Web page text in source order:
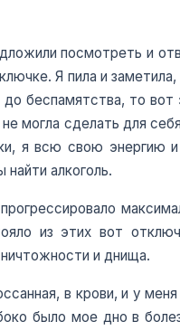
посмотреть и
Я пила и заметила,
беспамятства, то
могла сделать для
я всю свою энергию и
алкоголь.
из этих вот
и днища.
в крови, и у
было мое дно в